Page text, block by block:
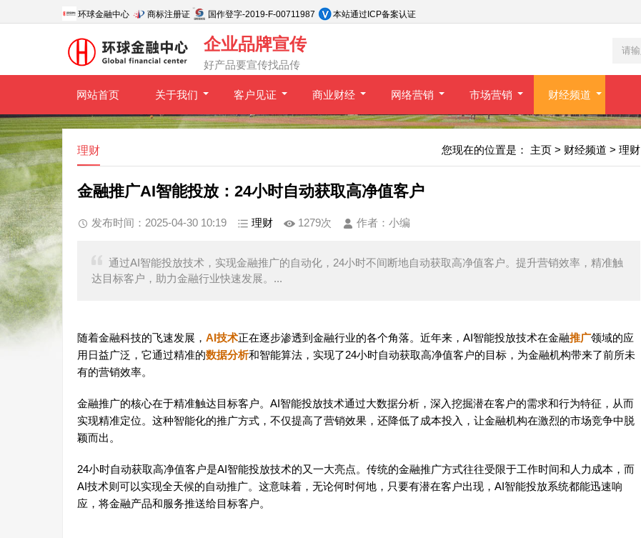
环球金融中心 商标注册证 国作登字-2019-F-00711987 本站通过ICP备案认证
企业品牌宣传
好产品要宣传找品传
网站首页 关于我们 客户见证 商业财经 网络营销 市场营销 财经频道
您现在的位置是： 主页 > 财经频道 > 理财
理财
金融推广AI智能投放：24小时自动获取高净值客户
发布时间：2025-04-30 10:19 理财 1279次 作者： 小编
通过AI智能投放技术，实现金融推广的自动化，24小时不间断地自动获取高净值客户。提升营销效率，精准触
达目标客户，助力金融行业快速发展。...
随着金融科技的飞速发展， AI技术正在逐步渗透到金融行业的各个角落。近年来，AI智能投放技术在金融推广领域的应
用日益广泛，它通过精准的数据分析和智能算法，实现了24小时自动获取高净值客户的目标，为金融机构带来了前所未
有的营销效率。
金融推广的核心在于精准触达目标客户。AI智能投放技术通过大数据分析，深入挖掘潜在客户的需求和行为特征，从而
实现精准定位。这种智能化的推广方式，不仅提高了营销效果，还降低了成本投入，让金融机构在激烈的市场竞争中脱
颖而出。
24小时自动获取高净值客户是AI智能投放技术的又一大亮点。传统的金融推广方式往往受限于工作时间和人力成本，而
AI技术则可以实现全天候的自动推广。这意味着，无论何时何地，只要有潜在客户出现，AI智能投放系统都能迅速响
应，将金融产品和服务推送给目标客户。